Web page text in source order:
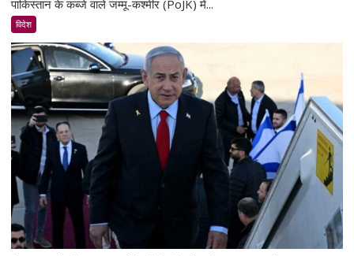
उल्लंघनों
पर
UN
और
वैश्विक
दखल
देने
की
पाकिस्तान के कब्जे वाले जम्मू-कश्मीर (PoJK) में...
विदेश